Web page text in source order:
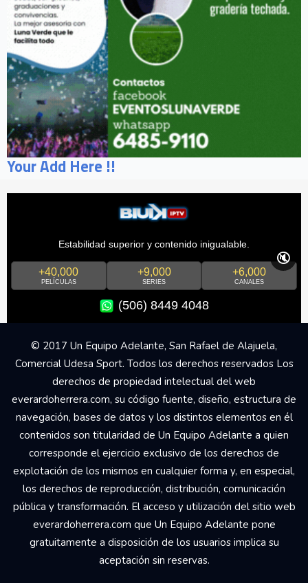
Your Add Here !!
Estabilidad superior y contenido inigualable.
+40,000
PELÍCULAS
+9,000
SERIES
+6,000
CANALES
(506) 8449 4048
🔇
© 2017 Un Equipo Adelante, San Rafael de Alajuela,
Comercial Udesa Sport. Todos los derechos reservados Los
derechos de propiedad intelectual del web
everardoherrera.com, su código fuente, diseño, estructura de
navegación, bases de datos y los distintos elementos en él
contenidos son titularidad de Un Equipo Adelante a quien
corresponde el ejercicio exclusivo de los derechos de
explotación de los mismos en cualquier forma y, en especial,
los derechos de reproducción, distribución, comunicación
pública y transformación. El acceso y utilización del sitio web
everardoherrera.com que Un Equipo Adelante pone
gratuitamente a disposición de los usuarios implica su
aceptación sin reservas.